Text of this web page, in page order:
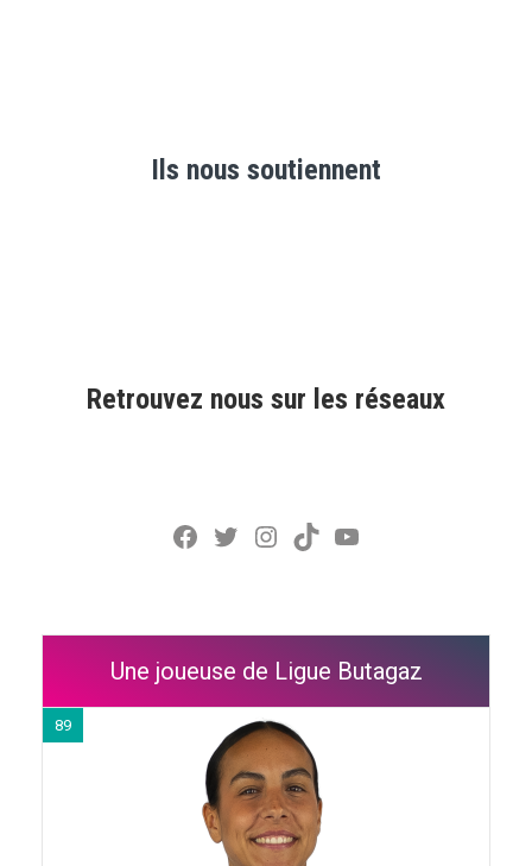
Ils nous soutiennent
Retrouvez nous sur les réseaux
Facebook
Twitter
Instagram
TikTokYouTube
Une joueuse de Ligue Butagaz
89